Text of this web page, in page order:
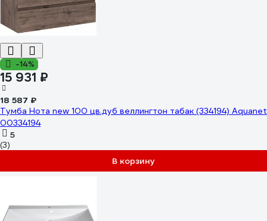
-14%
15 931 ₽
18 587 ₽
Тумба Нота new 100 цв.дуб веллингтон табак (334194) Aquanet
00334194
5
(3)
В корзину